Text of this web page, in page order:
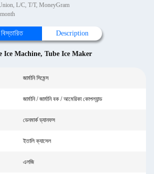
L/C, T/T, MoneyGram
বিস্তারিত Description
Ice Machine, Tube Ice Maker
জার্মানি সিমেন্স
জার্মানি / জার্মানি বক / আমেরিকা কোপল্যান্ড
ডেনমার্ক ড্যানফস
ইতালি ক্যাসেল
এলজি